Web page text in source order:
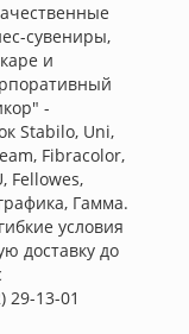
сувениры,
и
-
Stabilo, Uni,
Fibracolor,
Fellowes,
Гамма.
условия
доставку до
29-13-01